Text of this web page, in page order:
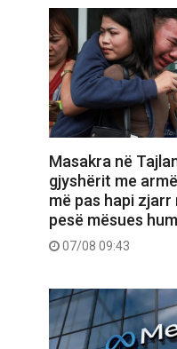
Masakra në
gjyshërit me
më pas hapi zjarr
pesë mësues
07/08 09:43